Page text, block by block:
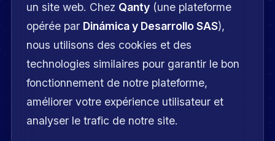
un site web. Chez Qanty(une plateforme
opérée par Dinámica y Desarrollo SAS),
nous utilisons des cookies et des
technologies similaires pour garantir le bon
fonctionnement de notre plateforme,
améliorer votre expérience utilisateur et
analyser le trafic de notre site.